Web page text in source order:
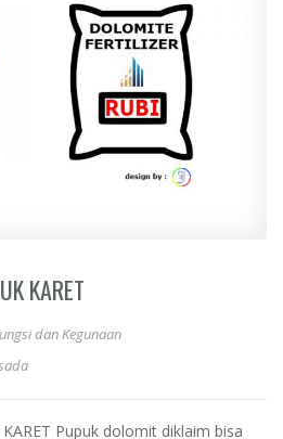
KARET
dan Kegunaan
Pupuk dolomit diklaim bisa